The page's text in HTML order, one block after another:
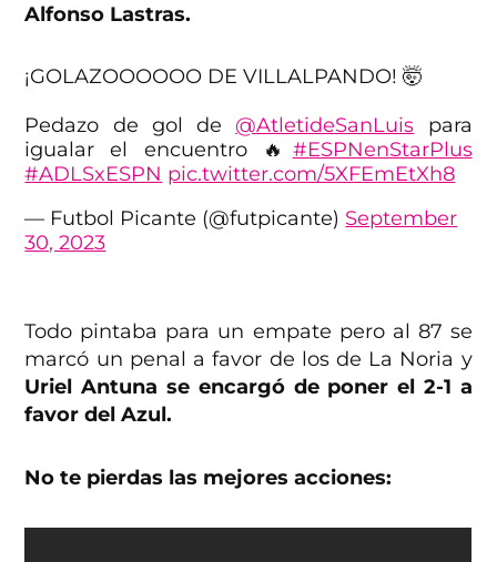
Alfonso Lastras.
¡GOLAZOOOOOO DE VILLALPANDO! 🤯
Pedazo de gol de @AtletideSanLuis para
igualar el encuentro 🔥 #ESPNenStarPlus
#ADLSxESPN pic.twitter.com/5XFEmEtXh8
— Futbol Picante (@futpicante) September
30, 2023
Todo pintaba para un empate pero al 87 se
marcó un penal a favor de los de La Noria y
Uriel Antuna se encargó de poner el 2-1 a
favor del Azul.
No te pierdas las mejores acciones: